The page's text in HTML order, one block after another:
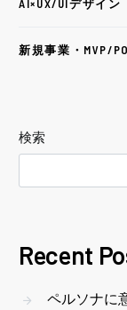
AI×UX/UIデザイン
新規事業・MVP/
検索
Recent
ペルソナに